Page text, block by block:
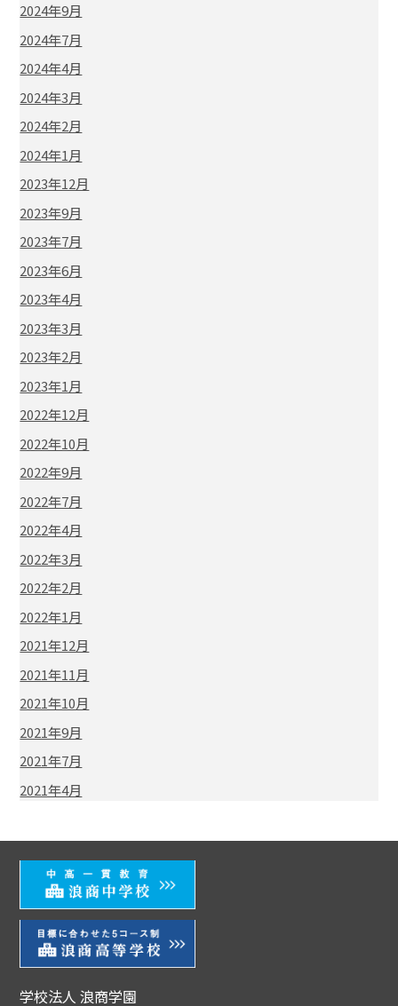
2024年9月
2024年7月
2024年4月
2024年3月
2024年2月
2024年1月
2023年12月
2023年9月
2023年7月
2023年6月
2023年4月
2023年3月
2023年2月
2023年1月
2022年12月
2022年10月
2022年9月
2022年7月
2022年4月
2022年3月
2022年2月
2022年1月
2021年12月
2021年11月
2021年10月
2021年9月
2021年7月
2021年4月
学校法人 浪商学園